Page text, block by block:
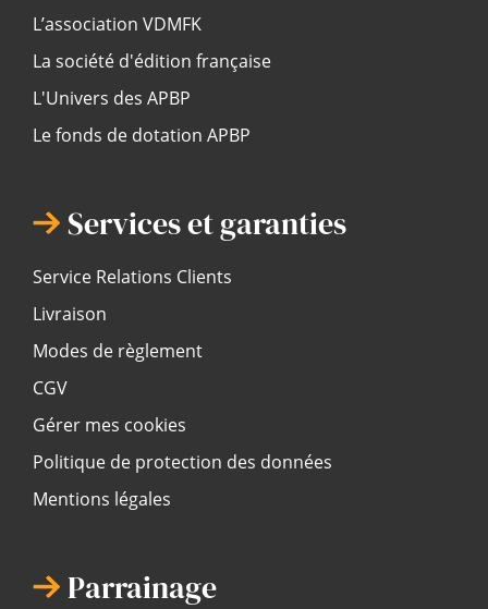
L’association VDMFK
La société d'édition française
L'Univers des APBP
Le fonds de dotation APBP
Services et garanties
Service Relations Clients
Livraison
Modes de règlement
CGV
Gérer mes cookies
Politique de protection des données
Mentions légales
Parrainage